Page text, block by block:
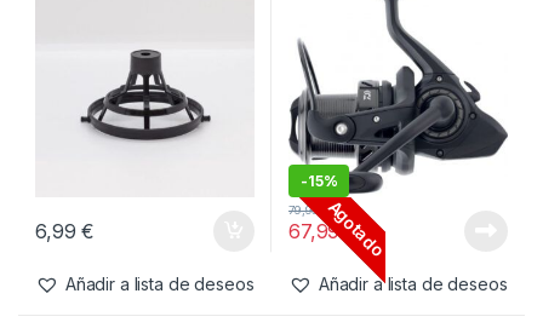
6,99€
Añadir a lista de deseos
-15%
Agotado
67,99€
79,95 €
Añadir a lista de deseos